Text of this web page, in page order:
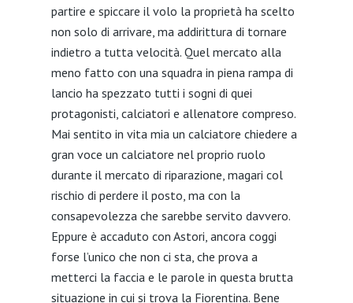
partire e spiccare il volo la proprietà ha scelto
non solo di arrivare, ma addirittura di tornare
indietro a tutta velocità. Quel mercato alla
meno fatto con una squadra in piena rampa di
lancio ha spezzato tutti i sogni di quei
protagonisti, calciatori e allenatore compreso.
Mai sentito in vita mia un calciatore chiedere a
gran voce un calciatore nel proprio ruolo
durante il mercato di riparazione, magari col
rischio di perdere il posto, ma con la
consapevolezza che sarebbe servito davvero.
Eppure è accaduto con Astori, ancora coggi
forse l’unico che non ci sta, che prova a
metterci la faccia e le parole in questa brutta
situazione in cui si trova la Fiorentina. Bene